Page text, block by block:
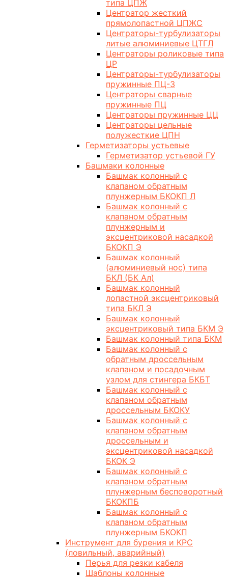
типа ЦПЖ
Центратор жесткий
прямолопастной ЦПЖС
Центраторы-турбулизаторы
литые алюминиевые ЦТГЛ
Центраторы роликовые типа
ЦР
Центраторы-турбулизаторы
пружинные ПЦ-3
Центраторы сварные
пружинные ПЦ
Центраторы пружинные ЦЦ
Центраторы цельные
полужесткие ЦПН
Герметизаторы устьевые
Герметизатор устьевой ГУ
Башмаки колонные
Башмак колонный с
клапаном обратным
плунжерным БКОКП Л
Башмак колонный с
клапаном обратным
плунжерным и
эксцентриковой насадкой
БКОКП Э
Башмак колонный
(алюминиевый нос) типа
БКЛ (БК Ал)
Башмак колонный
лопастной эксцентриковый
типа БКЛ Э
Башмак колонный
эксцентриковый типа БКМ Э
Башмак колонный типа БКМ
Башмак колонный с
обратным дроссельным
клапаном и посадочным
узлом для стингера БКБТ
Башмак колонный с
клапаном обратным
дроссельным БКОКУ
Башмак колонный с
клапаном обратным
дроссельным и
эксцентриковой насадкой
БКОК Э
Башмак колонный с
клапаном обратным
плунжерным бесповоротный
БКОКПБ
Башмак колонный с
клапаном обратным
плунжерным БКОКП
Инструмент для бурения и КРС
(ловильный, аварийный)
Перья для резки кабеля
Шаблоны колонные